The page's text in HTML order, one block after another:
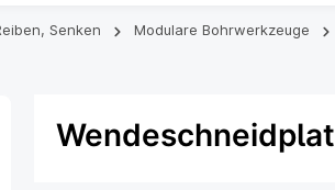
Senken Modulare Bohrwerkzeuge